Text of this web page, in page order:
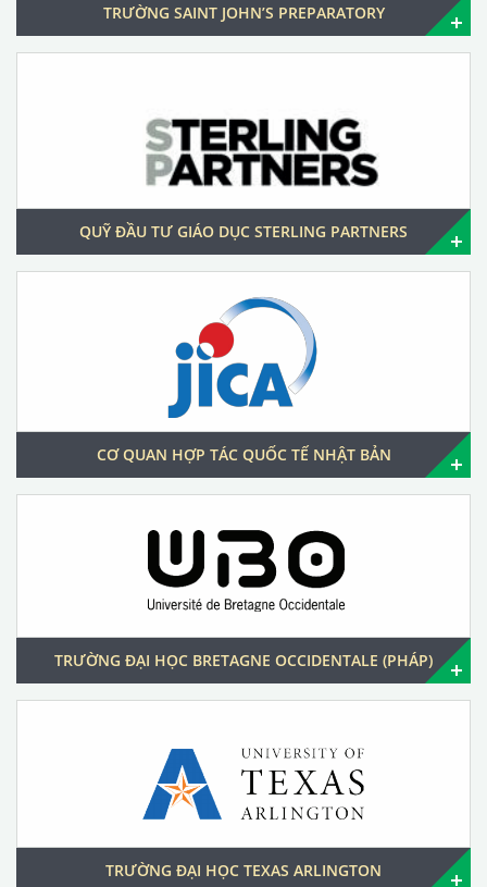
TRƯỜNG SAINT JOHN’S PREPARATORY
QUỸ ĐẦU TƯ GIÁO DỤC STERLING PARTNERS
CƠ QUAN HỢP TÁC QUỐC TẾ NHẬT BẢN
TRƯỜNG ĐẠI HỌC BRETAGNE OCCIDENTALE (PHÁP)
TRƯỜNG ĐẠI HỌC TEXAS ARLINGTON